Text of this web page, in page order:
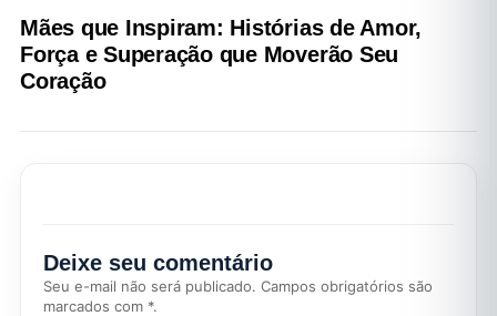
Mães que Inspiram: Histórias de Amor,
Força e Superação que Moverão Seu
Coração
Deixe seu comentário
Seu e-mail não será publicado. Campos obrigatórios são
marcados com *.